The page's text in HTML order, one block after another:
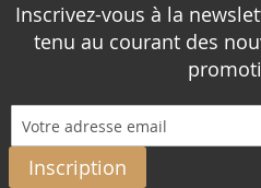
Inscrivez-vous à la
tenu au courant des
Inscription